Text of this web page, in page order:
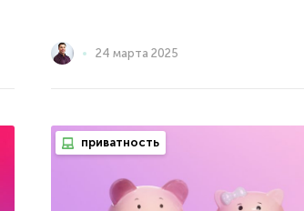
24 марта 2025
приватность